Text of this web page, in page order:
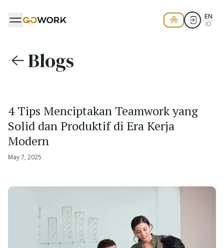
EN
ID
Blogs
4 Tips Menciptakan Teamwork yang
Solid dan Produktif di Era Kerja
Modern
May 7, 2025